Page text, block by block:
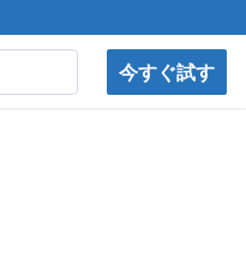
今すぐ試す